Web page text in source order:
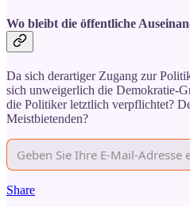
Wo bleibt die öffentliche
Da sich derartiger Zugang zur
sich unweigerlich die Demokratie-
die Politiker letztlich verpflichtet?
Meistbietenden?
Share